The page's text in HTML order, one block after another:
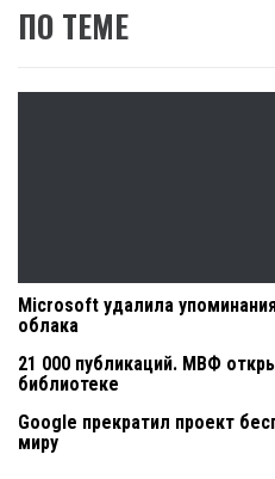
ПО ТЕМЕ
Microsoft удалила
облака
21 000 публикаций. МВФ
библиотеке
Google прекратил проект
миру